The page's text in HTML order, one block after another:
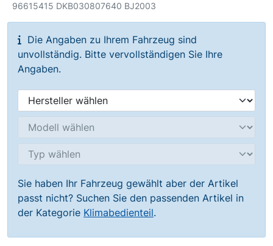
96615415 DKB030807640 BJ2003
Die Angaben zu Ihrem Fahrzeug sind
unvollständig. Bitte vervollständigen Sie Ihre
Angaben.
Sie haben Ihr Fahrzeug gewählt aber der Artikel
passt nicht? Suchen Sie den passenden Artikel in
der Kategorie Klimabedienteil.